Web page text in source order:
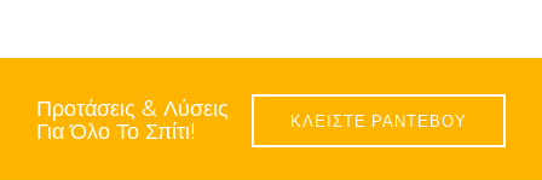
Προτάσεις & Λύσεις
Για Όλο Το Σπίτι!
ΚΛΕΙΣΤΕ ΡΑΝΤΕΒΟΥ